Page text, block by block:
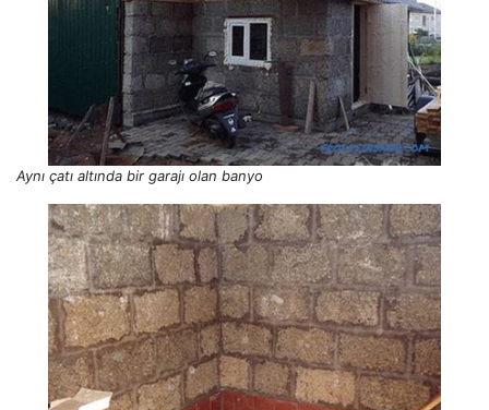
Aynı çatı altında bir garajı olan banyo